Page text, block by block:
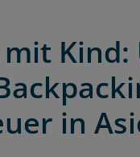
mit Kind:
in